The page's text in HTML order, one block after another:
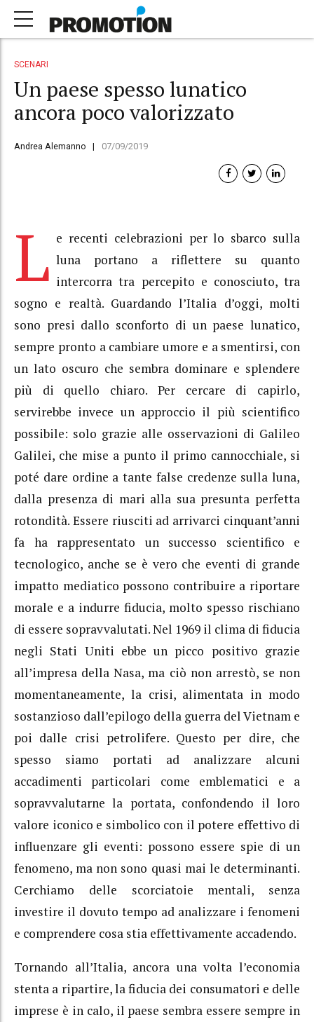
SCENARI
Un paese spesso lunatico
ancora poco valorizzato
Andrea Alemanno 07/09/2019
L e recenti celebrazioni per lo sbarco sulla
luna portano a riflettere su quanto
intercorra tra percepito e conosciuto, tra
sogno e realtà. Guardando l’Italia d’oggi, molti
sono presi dallo sconforto di un paese lunatico,
sempre pronto a cambiare umore e a smentirsi, con
un lato oscuro che sembra dominare e splendere
più di quello chiaro. Per cercare di capirlo,
servirebbe invece un approccio il più scientifico
possibile: solo grazie alle osservazioni di Galileo
Galilei, che mise a punto il primo cannocchiale, si
poté dare ordine a tante false credenze sulla luna,
dalla presenza di mari alla sua presunta perfetta
rotondità. Essere riusciti ad arrivarci cinquant’anni
fa ha rappresentato un successo scientifico e
tecnologico, anche se è vero che eventi di grande
impatto mediatico possono contribuire a riportare
morale e a indurre fiducia, molto spesso rischiano
di essere sopravvalutati. Nel 1969 il clima di fiducia
negli Stati Uniti ebbe un picco positivo grazie
all’impresa della Nasa, ma ciò non arrestò, se non
momentaneamente, la crisi, alimentata in modo
sostanzioso dall’epilogo della guerra del Vietnam e
poi dalle crisi petrolifere. Questo per dire, che
spesso siamo portati ad analizzare alcuni
accadimenti particolari come emblematici e a
sopravvalutarne la portata, confondendo il loro
valore iconico e simbolico con il potere effettivo di
influenzare gli eventi: possono essere spie di un
fenomeno, ma non sono quasi mai le determinanti.
Cerchiamo delle scorciatoie mentali, senza
investire il dovuto tempo ad analizzare i fenomeni
e comprendere cosa stia effettivamente accadendo.
Tornando all’Italia, ancora una volta l’economia
stenta a ripartire, la fiducia dei consumatori e delle
imprese è in calo, il paese sembra essere sempre in